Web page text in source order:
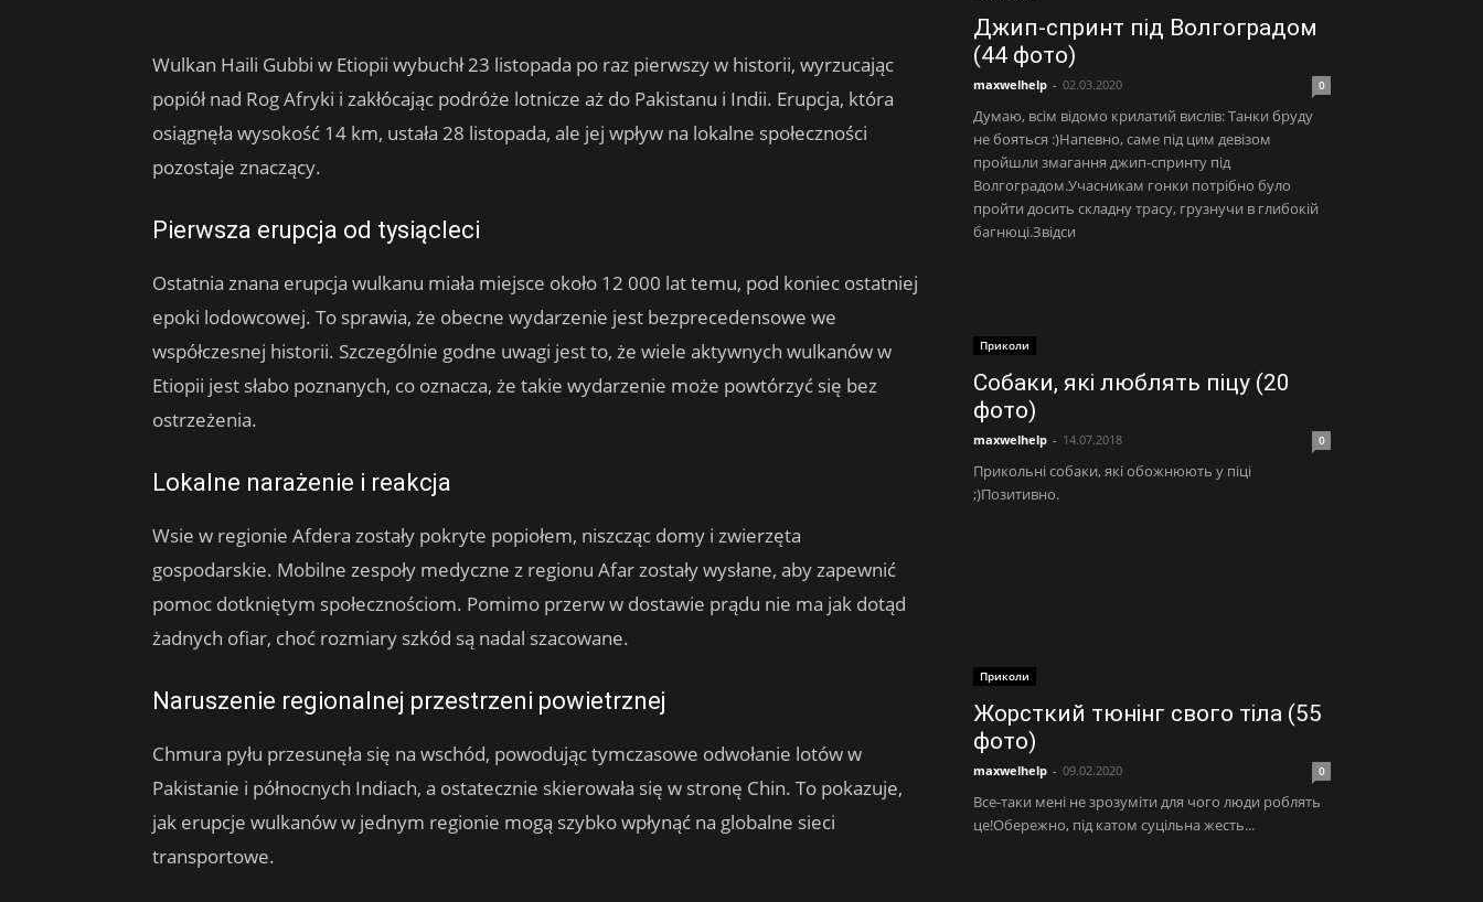
Wulkan Haili Gubbi w Etiopii wybuchł 23 listopada po raz pierwszy w historii, wyrzucając
popiół nad Rog Afryki i zakłócając podróże lotnicze aż do Pakistanu i Indii. Erupcja, która
osiągnęła wysokość 14 km, ustała 28 listopada, ale jej wpływ na lokalne społeczności
pozostaje znaczący.
Pierwsza erupcja od tysiącleci
Ostatnia znana erupcja wulkanu miała miejsce około 12 000 lat temu, pod koniec ostatniej
epoki lodowcowej. To sprawia, że ​​obecne wydarzenie jest bezprecedensowe we
współczesnej historii. Szczególnie godne uwagi jest to, że wiele aktywnych wulkanów w
Etiopii jest słabo poznanych, co oznacza, że ​​takie wydarzenie może powtórzyć się bez
ostrzeżenia.
Lokalne narażenie i reakcja
Wsie w regionie Afdera zostały pokryte popiołem, niszcząc domy i zwierzęta
gospodarskie. Mobilne zespoły medyczne z regionu Afar zostały wysłane, aby zapewnić
pomoc dotkniętym społecznościom. Pomimo przerw w dostawie prądu nie ma jak dotąd
żadnych ofiar, choć rozmiary szkód są nadal szacowane.
Naruszenie regionalnej przestrzeni powietrznej
Chmura pyłu przesunęła się na wschód, powodując tymczasowe odwołanie lotów w
Pakistanie i północnych Indiach, a ostatecznie skierowała się w stronę Chin. To pokazuje,
jak erupcje wulkanów w jednym regionie mogą szybko wpłynąć na globalne sieci
transportowe.
Джип-спринт під Волгоградом
(44 фото)
maxwelhelp - 02.03.2020 0
Думаю, всім відомо крилатий вислів: Танки бруду
не бояться :)Напевно, саме під цим девізом
пройшли змагання джип-спринту під
Волгоградом.Учасникам гонки потрібно було
пройти досить складну трасу, грузнучи в глибокій
багнюці.Звідси
Приколи
Собаки, які люблять піцу (20
фото)
maxwelhelp - 14.07.2018 0
Прикольні собаки, які обожнюють у піці
;)Позитивно.
Приколи
Жорсткий тюнінг свого тіла (55
фото)
maxwelhelp - 09.02.2020 0
Все-таки мені не зрозуміти для чого люди роблять
це!Обережно, під катом суцільна жесть...